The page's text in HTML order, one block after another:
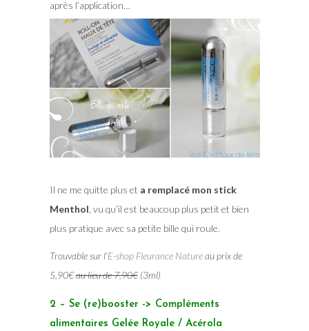
après l’application…
Il ne me quitte plus et a remplacé mon stick
Menthol , vu qu’il est beaucoup plus petit et bien
plus pratique avec sa petite bille qui roule.
Trouvable sur l’E-shop Fleurance Natureau prix de
5,90€au lieu de 7,90€(3ml)
2 – Se (re)booster -> Compléments
alimentaires Gelée Royale / Acérola